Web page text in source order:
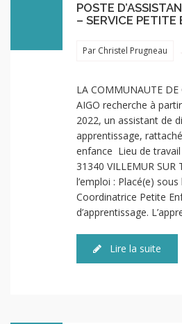
POSTE
– SERVICE PETITE
Par Christel Prugneau
LA COMMUNAUTE
AIGO recherche à
2022, un assistant de
apprentissage,
enfance Lieu de
31340 VILLEMUR
l’emploi : Placé(e)
Coordinatrice Petite
d’apprentissage.
Lire la suite